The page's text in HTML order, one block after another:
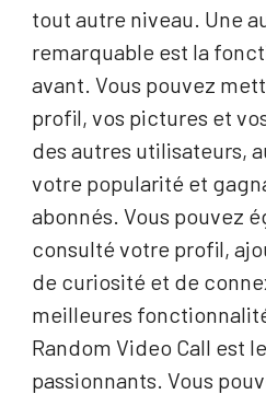
tout autre niveau. Une
remarquable est la
avant. Vous pouvez
profil, vos pictures et
des autres utilisateurs,
votre popularité et
abonnés. Vous pouvez
consulté votre profil,
de curiosité et de
meilleures
Random Video Call est
passionnants. Vous